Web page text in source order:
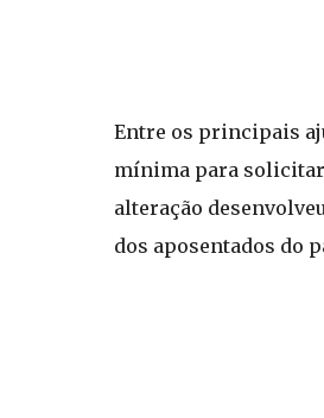
Entre os principais
mínima para solicitar
alteração
dos aposentados do